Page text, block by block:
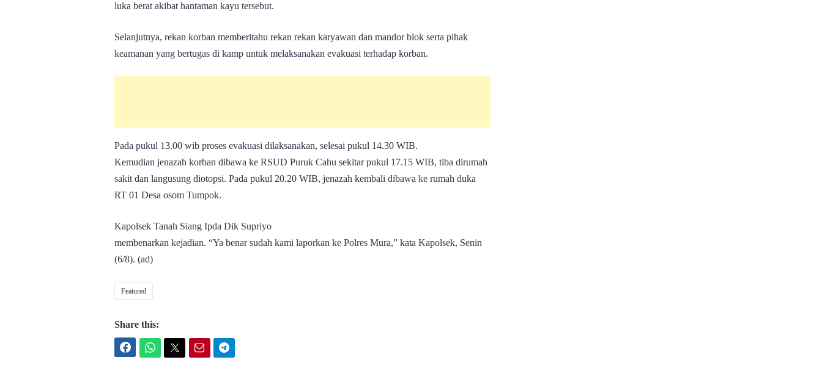
luka berat akibat hantaman kayu tersebut.
Selanjutnya, rekan korban memberitahu rekan rekan karyawan dan mandor blok serta pihak
keamanan yang bertugas di kamp untuk melaksanakan evakuasi terhadap korban.
Pada pukul 13.00 wib proses evakuasi dilaksanakan, selesai pukul 14.30 WIB.
Kemudian jenazah korban dibawa ke RSUD Puruk Cahu sekitar pukul 17.15 WIB, tiba dirumah
sakit dan langusung diotopsi. Pada pukul 20.20 WIB, jenazah kembali dibawa ke rumah duka
RT 01 Desa osom Tumpok.
Kapolsek Tanah Siang Ipda Dik Supriyo
membenarkan kejadian. “Ya benar sudah kami laporkan ke Polres Mura,” kata Kapolsek, Senin
(6/8). (ad)
Featured
Share this: